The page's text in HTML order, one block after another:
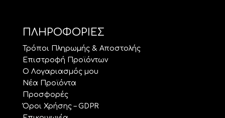
ΠΛΗΡΟΦΟΡΙΕΣ
Τρόποι Πληρωμής & Αποστολής
Επιστροφή Προϊόντων
Ο Λογαριασμός μου
Νέα Προϊόντα
Προσφορές
Όροι Χρήσης – GDPR